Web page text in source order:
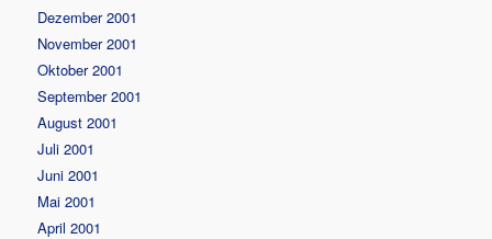
Dezember 2001
November 2001
Oktober 2001
September 2001
August 2001
Juli 2001
Juni 2001
Mai 2001
April 2001